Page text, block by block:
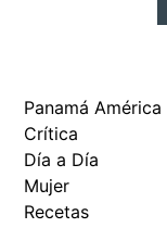
Panamá América
Crítica
Día a Día
Mujer
Recetas